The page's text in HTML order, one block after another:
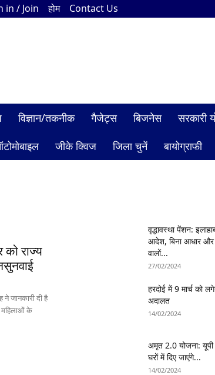
in / Join होम Contact Us
विज्ञान/तकनीक गैजेट्स बिजनेस सरकारी
जीके क्विज जिला चुनें बायोग्राफी
राज्य
जानकारी दी है
महिलाओं के
वृद्धावस्था पेंशन:
आदेश, बिना आधार और
वालों...
27/02/2024
हरदोई में 9 मार्च को
अदालत
14/02/2024
अमृत 2.0 योजना:
घरों में दिए जाएंगे...
14/02/2024